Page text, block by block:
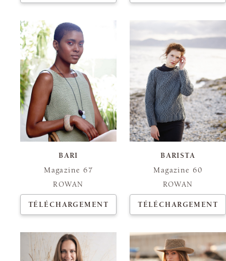
BARI
Magazine 67
ROWAN
TÉLÉCHARGEMENT
BARISTA
Magazine 60
ROWAN
TÉLÉCHARGEMENT